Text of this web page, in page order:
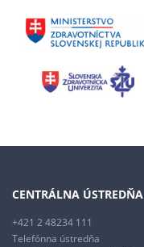
CENTRÁLNA ÚSTREDŇA
+421 2 48234 111
Telefónna ústredňa